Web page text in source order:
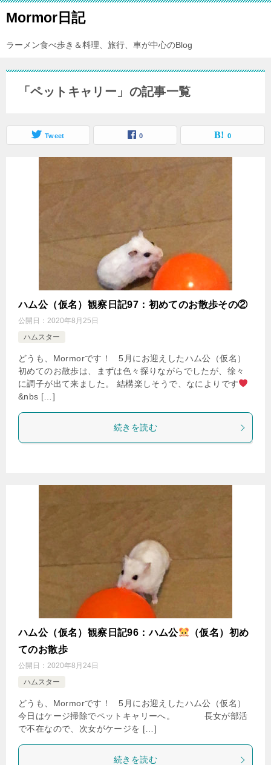
Mormor日記
ラーメン食べ歩き＆料理、旅行、車が中心のBlog
「ペットキャリー」の記事一覧
Tweet 0 0
ハム公（仮名）観察日記97：初めてのお散歩その②
公開日： 2020年8月25日
ハムスター
どうも、Mormorです！ 5月にお迎えしたハム公（仮名）
初めてのお散歩は、まずは色々探りながらでしたが、徐々
に調子が出て来ました。 結構楽しそうで、なによりです
&nbs […]
続きを読む
ハム公（仮名）観察日記96：ハム公
（仮名）初め
てのお散歩
公開日： 2020年8月24日
ハムスター
どうも、Mormorです！ 5月にお迎えしたハム公（仮名）
今日はケージ掃除でペットキャリーへ。 長女が部活
で不在なので、次女がケージを […]
続きを読む